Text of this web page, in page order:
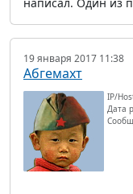
19 января 2017 11:38
Абгемахт
IP/
Дата